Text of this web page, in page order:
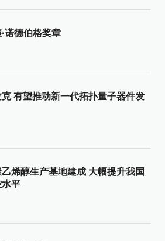
诺德伯格奖章
有望推动新一代拓扑量子器件发
烯醇生产基地建成 大幅提升我国
平